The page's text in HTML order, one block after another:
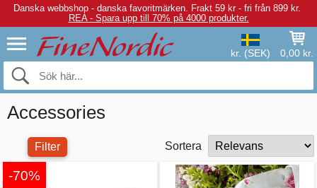
Danska webbshop - danska favoritmärken. Frakt 59 kr - fri från 899 kr.
REA - Spara upp till 70% på 4000 produkter.
kr. (SEK) 0,00 kr.
Accessories
Filter Sortera
-70%